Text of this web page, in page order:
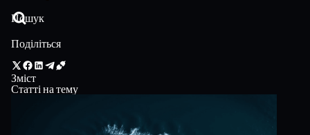
Поділіться
Зміст
Статті на тему